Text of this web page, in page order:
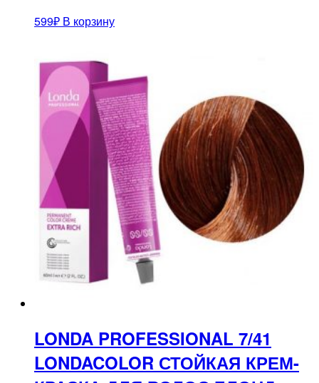
599₽ В корзину
LONDA PROFESSIONAL 7/41
LONDACOLOR СТОЙКАЯ КРЕМ-